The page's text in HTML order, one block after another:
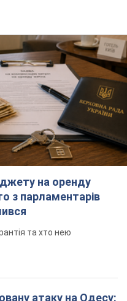
на оренду
з парламентарів
та хто нею
атаку на Одесу:
є постраждалі.
попереджає про
до Дня